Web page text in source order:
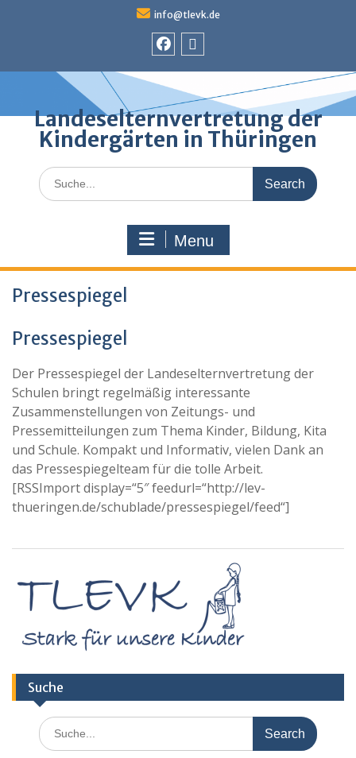
info@tlevk.de
Landeselternvertretung der
Kindergärten in Thüringen
Search
for:
Menu
Pressespiegel
Pressespiegel
Der Pressespiegel der Landeselternvertretung der
Schulen bringt regelmäßig interessante
Zusammenstellungen von Zeitungs- und
Pressemitteilungen zum Thema Kinder, Bildung, Kita
und Schule. Kompakt und Informativ, vielen Dank an
das Pressespiegelteam für die tolle Arbeit.
[RSSImport display=“5″ feedurl=“http://lev-
thueringen.de/schublade/pressespiegel/feed“]
Suche
Search
for: